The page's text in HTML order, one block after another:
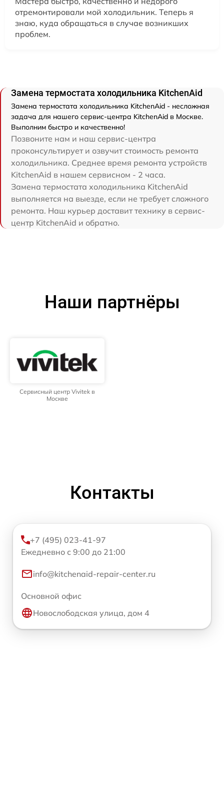
отремонтировали мой холодильник. Теперь я
знаю, куда обращаться в случае возникших
проблем.
Замена термостата холодильника KitchenAid
Замена термостата холодильника KitchenAid - несложная
задача для нашего сервис-центра KitchenAid в Москве.
Выполним быстро и качественно!
Позвоните нам и наш сервис-центра
проконсультирует и озвучит стоимость ремонта
холодильника. Среднее время ремонта устройств
KitchenAid в нашем сервисном - 2 часа.
Замена термостата холодильника KitchenAid
выполняется на выезде, если не требует сложного
ремонта. Наш курьер доставит технику в сервис-
центр KitchenAid и обратно.
Наши партнёры
Сервисный центр Vivitek в
Москве
Контакты
+7 (495) 023-41-97
Ежедневно с 9:00 до 21:00
info@kitchenaid-repair-center.ru
Основной офис
Новослободская улица, дом 4